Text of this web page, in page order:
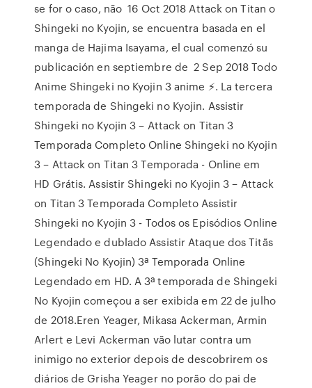
se for o caso, não 16 Oct 2018 Attack on Titan o
Shingeki no Kyojin, se encuentra basada en el
manga de Hajima Isayama, el cual comenzó su
publicación en septiembre de 2 Sep 2018 Todo
Anime Shingeki no Kyojin 3 anime ⚡. La tercera
temporada de Shingeki no Kyojin. Assistir
Shingeki no Kyojin 3 – Attack on Titan 3
Temporada Completo Online Shingeki no Kyojin
3 – Attack on Titan 3 Temporada - Online em
HD Grátis. Assistir Shingeki no Kyojin 3 – Attack
on Titan 3 Temporada Completo Assistir
Shingeki no Kyojin 3 - Todos os Episódios Online
Legendado e dublado Assistir Ataque dos Titãs
(Shingeki No Kyojin) 3ª Temporada Online
Legendado em HD. A 3ª temporada de Shingeki
No Kyojin começou a ser exibida em 22 de julho
de 2018.Eren Yeager, Mikasa Ackerman, Armin
Arlert e Levi Ackerman vão lutar contra um
inimigo no exterior depois de descobrirem os
diários de Grisha Yeager no porão do pai de